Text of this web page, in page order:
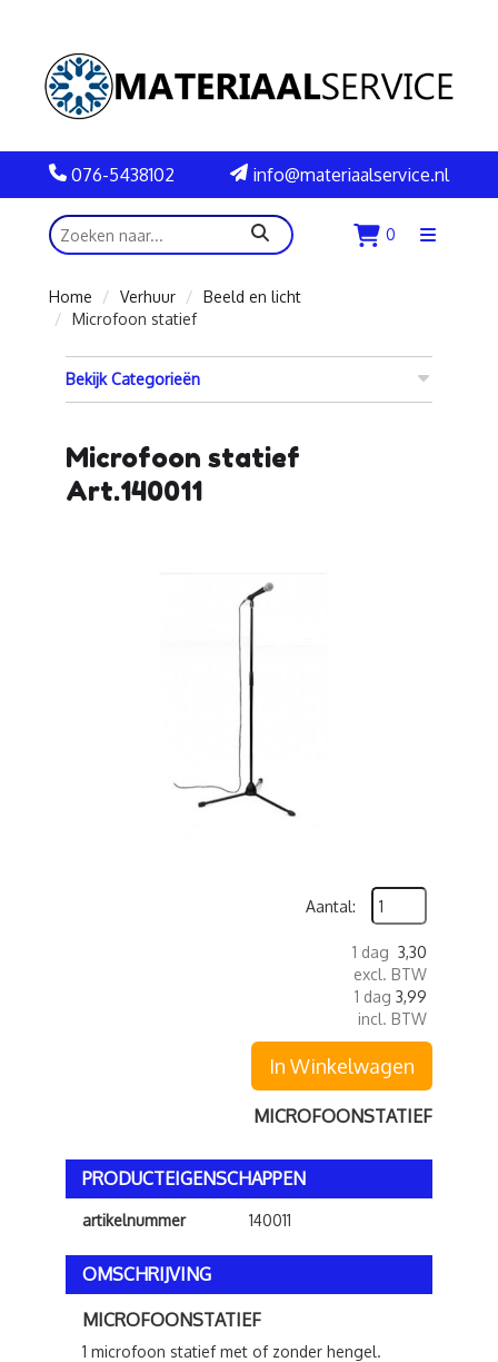
076-5438102 info@materiaalservice.nl
zoeken 0
Menu
Home
Verhuur
Beeld en licht
Microfoon statief
Bekijk Categorieën
Microfoon statief
Art.140011
Aantal:
1 dag 3,30
excl. BTW
1 dag 3,99
incl. BTW
In Winkelwagen
MICROFOONSTATIEF
PRODUCTEIGENSCHAPPEN
artikelnummer 140011
OMSCHRIJVING
MICROFOONSTATIEF
1 microfoon statief met of zonder hengel.